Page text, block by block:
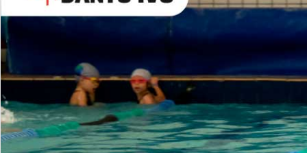
ALUNOS NOVOS
Entre em Contato